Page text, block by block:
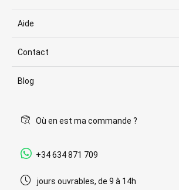
Aide
Contact
Blog
Où en est ma commande ?
+34 634 871 709
jours ouvrables, de 9 à 14h